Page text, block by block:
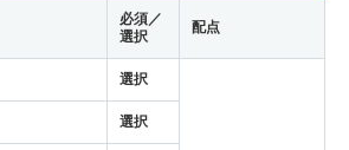
必須／
選択
配点
選択
選択